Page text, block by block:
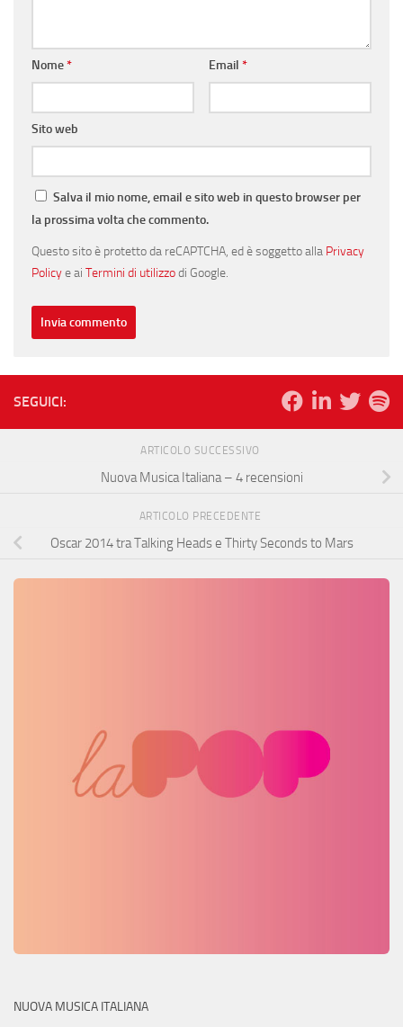
Nome* Email *
Sito web
Salva il mio nome, email e sito web in questo browser per
la prossima volta che commento.
Questo sito è protetto da reCAPTCHA, ed è soggetto alla Privacy
Policye ai Termini di utilizzodi Google.
SEGUICI:
ARTICOLO SUCCESSIVO
Nuova Musica Italiana – 4 recensioni
ARTICOLO PRECEDENTE
Oscar 2014 tra Talking Heads e Thirty Seconds to Mars
NUOVA MUSICA ITALIANA